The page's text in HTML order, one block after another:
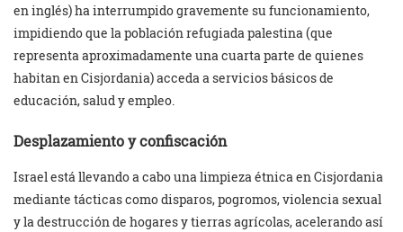
en inglés) ha interrumpido gravemente su funcionamiento,
impidiendo que la población refugiada palestina (que
representa aproximadamente una cuarta parte de quienes
habitan en Cisjordania) acceda a servicios básicos de
educación, salud y empleo.
Desplazamiento y confiscación
Israel está llevando a cabo una limpieza étnica en Cisjordania
mediante tácticas como disparos, pogromos, violencia sexual
y la destrucción de hogares y tierras agrícolas, acelerando así